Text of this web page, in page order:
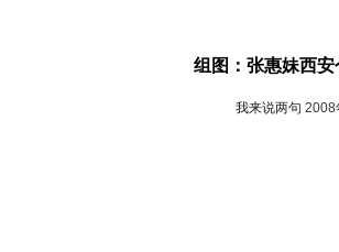
组图：张惠妹西
我来说两句 2008